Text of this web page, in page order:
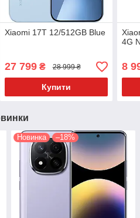
Xiaomi 17T 12/512GB Blue
27 799₴ 28 999 ₴
Купити
4G
8
Новинка –18%